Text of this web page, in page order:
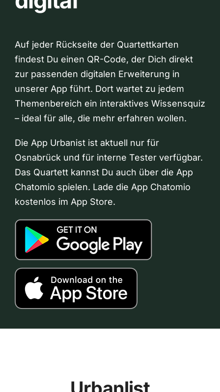
Auf jeder Rückseite der Quartettkarten
findest Du einen QR-Code, der Dich direkt
zur passenden digitalen Erweiterung in
unserer App führt. Dort wartet zu jedem
Themenbereich ein interaktives Wissensquiz
– ideal für alle, die mehr erfahren wollen.
Die App Urbanist ist aktuell nur für
Osnabrück und für interne Tester verfügbar.
Das Quartett kannst Du auch über die App
Chatomio spielen. Lade die App Chatomio
kostenlos im App Store.